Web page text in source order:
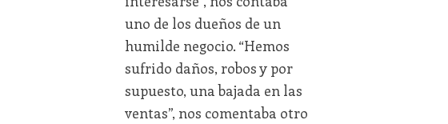
uno de los dueños de un
humilde negocio. “Hemos
sufrido daños, robos y por
supuesto, una bajada en las
ventas”, nos comentaba otro